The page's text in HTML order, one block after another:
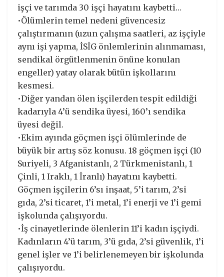
işçi ve tarımda 30 işçi hayatını kaybetti…
•Ölümlerin temel nedeni güvencesiz
çalıştırmanın (uzun çalışma saatleri, az işçiyle
aynı işi yapma, İSİG önlemlerinin alınmaması,
sendikal örgütlenmenin önüne konulan
engeller) yatay olarak bütün işkollarını
kesmesi.
•Diğer yandan ölen işçilerden tespit edildiği
kadarıyla 4’ü sendika üyesi, 160’ı sendika
üyesi değil.
•Ekim ayında göçmen işçi ölümlerinde de
büyük bir artış söz konusu. 18 göçmen işçi (10
Suriyeli, 3 Afganistanlı, 2 Türkmenistanlı, 1
Çinli, 1 Iraklı, 1 İranlı) hayatını kaybetti.
Göçmen işçilerin 6’sı inşaat, 5’i tarım, 2’si
gıda, 2’si ticaret, 1’i metal, 1’i enerji ve 1’i gemi
işkolunda çalışıyordu.
•İş cinayetlerinde ölenlerin 11’i kadın işçiydi.
Kadınların 4’ü tarım, 3’ü gıda, 2’si güvenlik, 1’i
genel işler ve 1’i belirlenemeyen bir işkolunda
çalışıyordu.